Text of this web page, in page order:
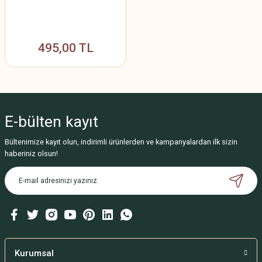
495,00 TL
E-bülten kayıt
Bültenimize kayıt olun, indirimli ürünlerden ve kampanyalardan ilk sizin
haberiniz olsun!
Kurumsal